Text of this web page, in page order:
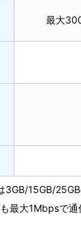
最大
3GB/15GB/
最大1Mbpsで